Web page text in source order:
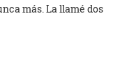
más. La llamé dos